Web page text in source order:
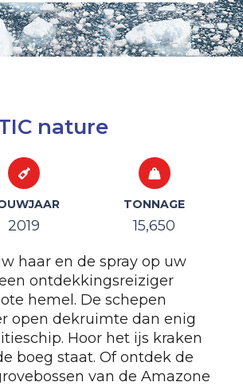
nature
2019
TONNAGE
15,650
haar en de spray op uw
ontdekkingsreiziger
hemel. De schepen
open dekruimte dan enig
Hoor het ijs kraken
boeg staat. Of ontdek de
van de Amazone